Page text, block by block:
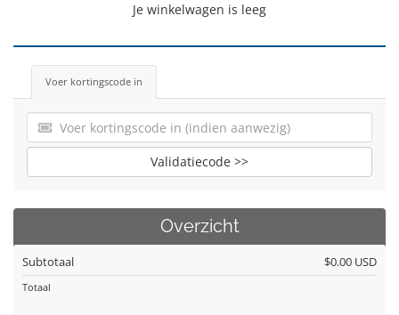
Je winkelwagen is leeg
Voer kortingscode in
Validatiecode >>
Overzicht
Subtotaal $0.00 USD
Totaal